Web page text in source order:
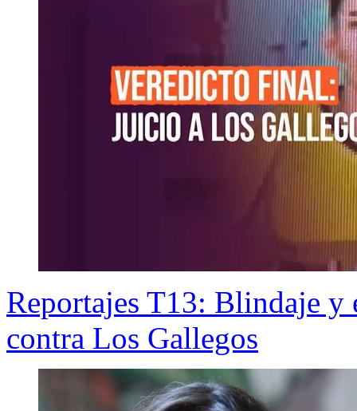
Reportajes T13: Blindaje y
contra Los Gallegos